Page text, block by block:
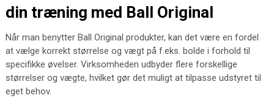
din træning med Ball Original
Når man benytter Ball Original produkter, kan det være en fordel
at vælge korrekt størrelse og vægt på f.eks. bolde i forhold til
specifikke øvelser. Virksomheden udbyder flere forskellige
størrelser og vægte, hvilket gør det muligt at tilpasse udstyret til
eget behov.